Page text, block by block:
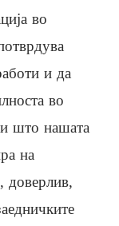
во
и да
во
што нашата
на
доверлив,